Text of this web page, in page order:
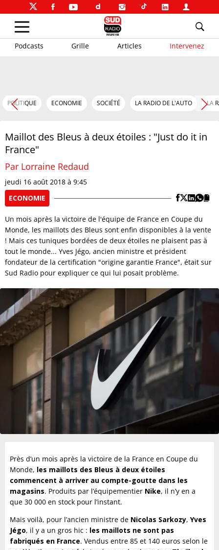
Podcasts Grille Articles Intervenez
POLITIQUE ECONOMIE SOCIÉTÉ LA RADIO DE L'AUTO LA
Maillot des Bleus à deux étoiles : "Just do it in
France"
Par Lorraine Redaud
jeudi 16 août 2018 à 9:45
ECONOMIE
Un mois après la victoire de l'équipe de France en Coupe du
Monde, les maillots des Bleus sont enfin disponibles à la vente
! Mais ces tuniques bordées de deux étoiles ne plaisent pas à
tout le monde... Yves Jégo, ancien ministre et président
fondateur de la certification "origine garantie France", était sur
Sud Radio pour expliquer ce qui lui posait problème.
Près d’un mois après la victoire de la France en Coupe du
Monde, les maillots des Bleus à deux étoiles
commencent à arriver au compte-goutte dans les
magasins. Produits par l’équipementier Nike, il n’y en a
que 30 000 en stock pour l’instant.
Mais voilà, pour l’ancien ministre de Nicolas Sarkozy, Yves
Jégo, il y a un gros hic : les maillots ne sont pas
fabriqués en France. Vendus entre 85 et 140 euros selon le